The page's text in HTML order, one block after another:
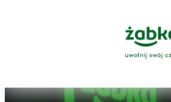
Główne
Logo